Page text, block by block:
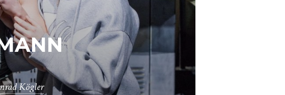
Kögler